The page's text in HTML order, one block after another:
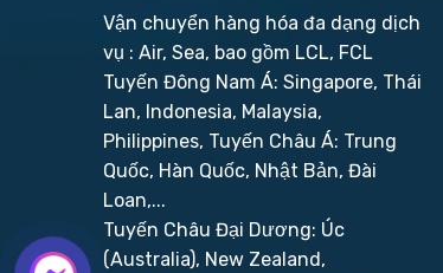
Vận chuyển hàng hóa đa dạng dịch
vụ : Air, Sea, bao gồm LCL, FCL
Tuyến Đông Nam Á: Singapore, Thái
Lan, Indonesia, Malaysia,
Philippines, Tuyến Châu Á: Trung
Quốc, Hàn Quốc, Nhật Bản, Đài
Loan,...
Tuyến Châu Đại Dương: Úc
(Australia), New Zealand,